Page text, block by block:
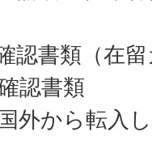
認書類（在
認書類
外から転入